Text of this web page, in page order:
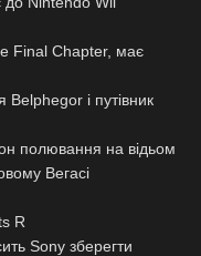
Final Chapter, має
і путівник
полювання на відьом
Вегасі
R
Sony зберегти